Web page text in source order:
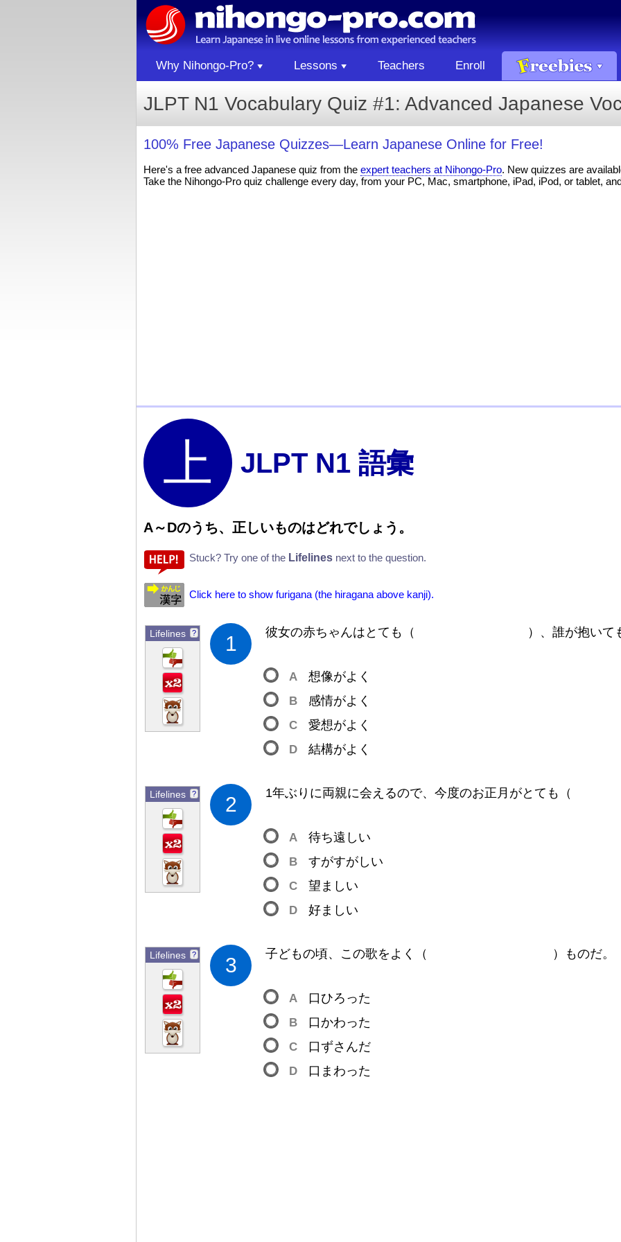
Why Nihongo-Pro? Lessons Teachers Enroll
JLPT N1 Vocabulary Quiz #1: Advanced Japanese
100% Free Japanese Quizzes—Learn Japanese Online for Free!
Here's a free advanced Japanese quiz from the expert teachers at Nihongo-Pro. New quizzes are
Take the Nihongo-Pro quiz challenge every day, from your PC, Mac, smartphone, iPad, iPod, or tablet,
JLPT N1 語彙
A～Dのうち、 正しいものはどれでしょう。
Stuck? Try one of the Lifelines next to the question.
Click here to show furigana (the hiragana above kanji).
Lifelines ? 1 彼女の赤ちゃんはとても （ ） 、 誰が抱いて
A 想像がよく
B
感情がよく
C
愛想がよく
D
結構がよく
Lifelines ? 2 1年ぶりに両親に会 えるので、 今度のお正 月 がとても （
A 待ち遠 しい
B
すがすがしい
C
望 ましい
D
好ましい
Lifelines ? 3 子どもの頃、この歌をよく （ ） ものだ。
A 口ひろった
B
口かわった
C
口ずさんだ
D
口 まわった